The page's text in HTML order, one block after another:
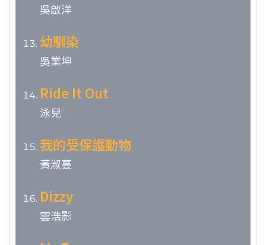
吳啟洋
幼馴染
吳業坤
Ride It Out
泳兒
我的受保護動物
黃淑蔓
Dizzy
雲浩影